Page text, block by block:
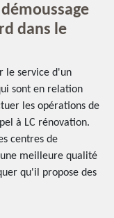
dans le
le service d'un
sont en relation
les opérations de
à LC rénovation.
centres de
meilleure qualité
qu'il propose des